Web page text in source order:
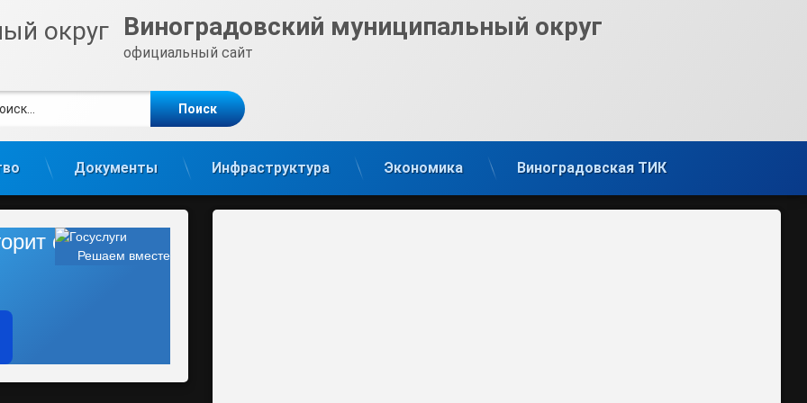
Виноградовский муниципальный округ
официальный сайт
Документы Инфраструктура Экономика Виноградовская ТИК
Решаем вместе
фонарь?